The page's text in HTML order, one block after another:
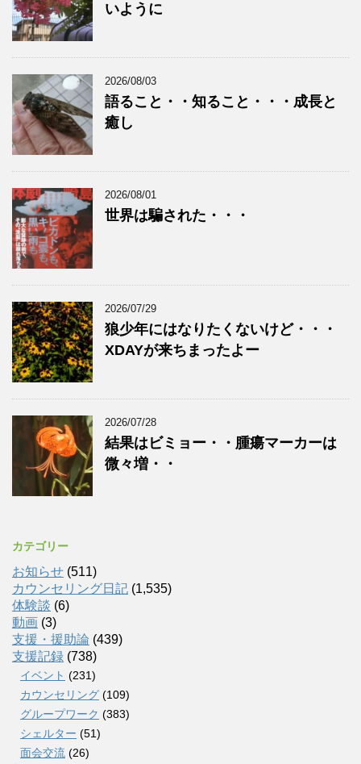
いように
2026/08/03
語ること・・知ること・・・成長と
癒し
2026/08/01
世界は騙された・・・
2026/07/29
狼少年にはなりたくないけど・・・
XDAYが来ちまったよー
2026/07/28
結果はビミョー・・腫瘍マーカーは
微々増・・
カテゴリー
お知らせ (511)
カウンセリング日記 (1,535)
体験談 (6)
動画 (3)
支援・援助論 (439)
支援記録 (738)
イベント (231)
カウンセリング (109)
グループワーク (383)
シェルター (51)
面会交流 (26)